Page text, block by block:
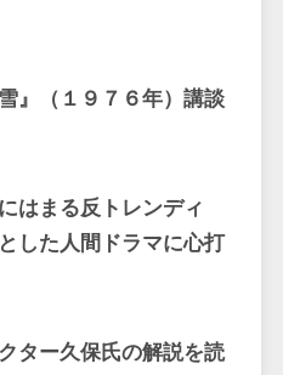
』（１９７６年）講談
はまる反トレンディ
した人間ドラマに心打
ター久保氏の解説を読